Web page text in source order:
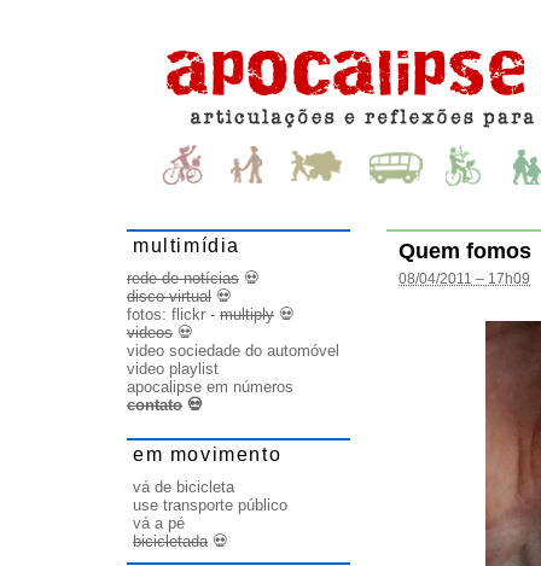
Quem fomos
08/04/2011 – 17h09
multimídia
rede de notícias 💀
disco virtual 💀
fotos: flickr - multiply 💀
videos 💀
video sociedade do automóvel
video playlist
apocalipse em números
contato 💀
em movimento
vá de bicicleta
use transporte público
vá a pé
bicicletada💀